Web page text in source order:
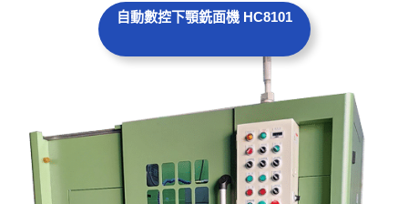
自動數控下顎銑面機 HC8101